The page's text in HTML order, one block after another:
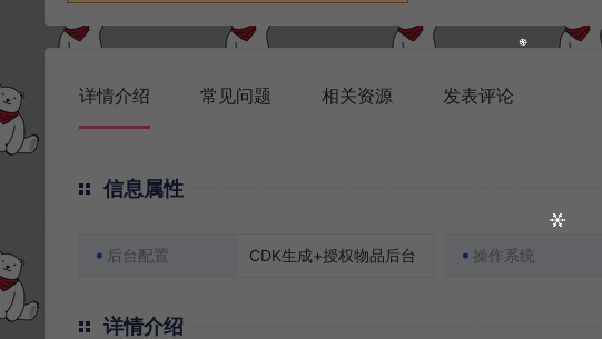
详情介绍 常见问题 相关资源 发表评论
信息属性
后台配置 CDK生成+授权物品后台 操作系统
详情介绍